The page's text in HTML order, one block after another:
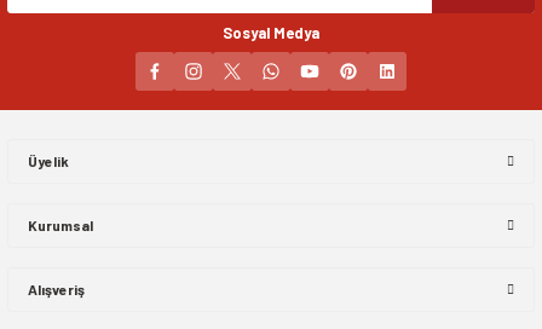
Sosyal Medya
Üyelik
Kurumsal
Alışveriş